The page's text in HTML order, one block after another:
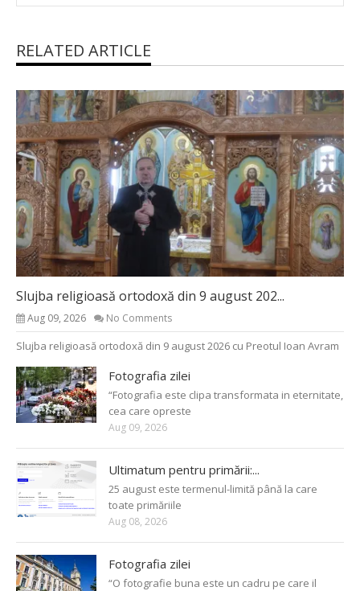
RELATED ARTICLE
Slujba religioasă ortodoxă din 9 august 202...
Aug 09, 2026 No Comments
Slujba religioasă ortodoxă din 9 august 2026 cu Preotul Ioan Avram
Fotografia zilei
“Fotografia este clipa transformata in eternitate,
cea care opreste
Aug 09, 2026
Ultimatum pentru primării:...
25 august este termenul-limită până la care
toate primăriile
Aug 08, 2026
Fotografia zilei
“O fotografie buna este un cadru pe care il